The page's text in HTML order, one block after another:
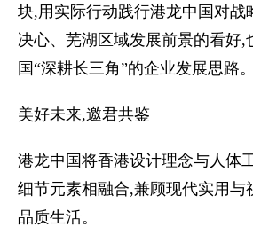
块,用实际行动践行港龙中国对战
决心、芜湖区域发展前景的看好,
国“深耕长三角”的企业发展思路。
美好未来,邀君共鉴
港龙中国将香港设计理念与人体
细节元素相融合,兼顾现代实用与
品质生活。